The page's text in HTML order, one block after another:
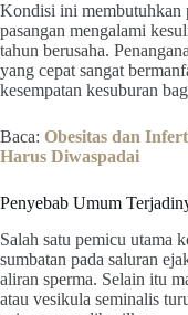
Kondisi ini membutuhkan
pasangan mengalami
tahun berusaha.
yang cepat sangat
kesempatan kesuburan
Baca: Obesitas dan
Harus Diwaspadai
Penyebab Umum
Salah satu pemicu utama
sumbatan pada saluran
aliran sperma. Selain itu
atau vesikula seminalis